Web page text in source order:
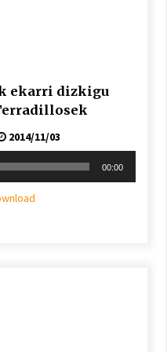
urteez
Hizpidea saioan
urteez
ekarri dizkigu
2014/11/03
00:00